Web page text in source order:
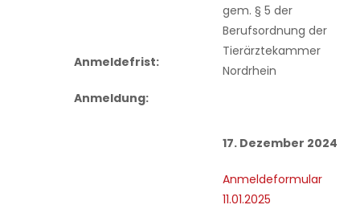
Anmeldefrist:
Anmeldung:
gem. § 5 der
Berufsordnung der
Tierärztekammer
Nordrhein
17. Dezember 2024
Anmeldeformular
11.01.2025